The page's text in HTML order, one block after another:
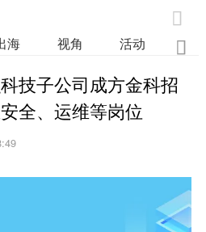

海 视角 活动 业

技子公司成方金科招
全、运维等岗位